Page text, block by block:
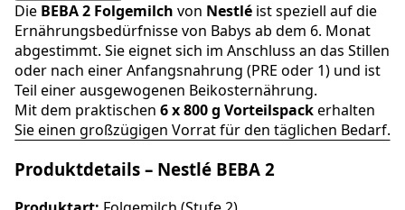
Die BEBA2 Folgemilch von Nestlé ist speziell auf die
Ernährungsbedürfnisse von Babys ab dem 6. Monat
abgestimmt. Sie eignet sich im Anschluss an das Stillen
oder nach einer Anfangsnahrung (PRE oder 1) und ist
Teil einer ausgewogenen Beikosternährung.
Mit dem praktischen 6 x 800 g Vorteilspackerhalten
Sie einen großzügigen Vorrat für den täglichen Bedarf.
Produktdetails – Nestlé BEBA 2